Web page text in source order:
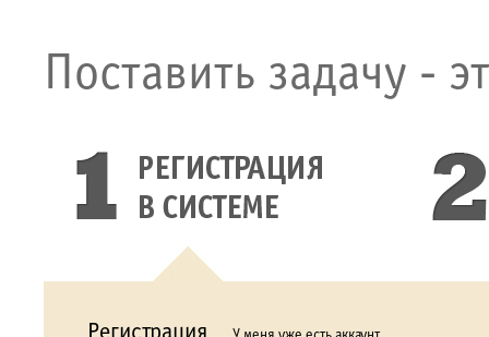
Поставить задачу -